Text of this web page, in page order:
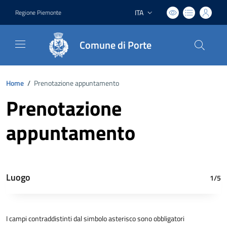
Regione Piemonte Lingua attiva:
ITA
Comune di Porte
Home / Prenotazione appuntamento
Prenotazione
appuntamento
Luogo 1/5
I campi contraddistinti dal simbolo asterisco sono obbligatori